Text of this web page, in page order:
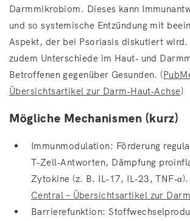
Darmmikrobiom. Dieses kann
und so systemische Entzündung mit
Aspekt, der bei Psoriasis diskutiert wird.
zudem Unterschiede im Haut‑ und
Betroffenen gegenüber Gesunden. (
Übersichtsartikel zur Darm‑Haut‑Achse)
Mögliche Mechanismen (kurz)
Immunmodulation: Förderung
T‑Zell‑Antworten, Dämpfung
Zytokine (z. B. IL‑17, IL‑23, TNF‑α).
Central – Übersichtsartikel zur
Barrierefunktion: